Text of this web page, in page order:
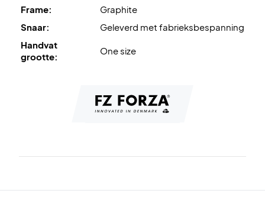
Frame:
Graphite
Snaar:
Geleverd met fabrieksbespanning
Handvat
grootte:
One size